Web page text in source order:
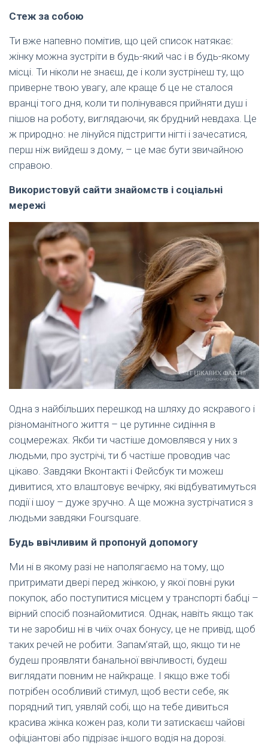
Стеж за собою
Ти вже напевно помітив, що цей список натякає:
жінку можна зустріти в будь-який час і в будь-якому
місці. Ти ніколи не знаєш, де і коли зустрінеш ту, що
приверне твою увагу, але краще б це не сталося
вранці того дня, коли ти полінувався прийняти душ і
пішов на роботу, виглядаючи, як брудний невдаха. Це
ж природно: не лінуйся підстригти нігті і зачесатися,
перш ніж вийдеш з дому, – це має бути звичайною
справою.
Використовуй сайти знайомств і соціальні
мережі
Одна з найбільших перешкод на шляху до яскравого і
різноманітного життя – це рутинне сидіння в
соцмережах. Якби ти частіше домовлявся у них з
людьми, про зустрічі, ти б частіше проводив час
цікаво. Завдяки Вконтакті і Фейсбук ти можеш
дивитися, хто влаштовує вечірку, які відбуватимуться
події і шоу – дуже зручно. А ще можна зустрічатися з
людьми завдяки Foursquare.
Будь ввічливим й пропонуй допомогу
Ми ні в якому разі не наполягаємо на тому, що
притримати двері перед жінкою, у якої повні руки
покупок, або поступитися місцем у транспорті бабці –
вірний спосіб познайомитися. Однак, навіть якщо так
ти не заробиш ні в чиїх очах бонусу, це не привід, щоб
таких речей не робити. Запам’ятай, що, якщо ти не
будеш проявляти банальної ввічливості, будеш
виглядати повним не найкраще. І якщо вже тобі
потрібен особливий стимул, щоб вести себе, як
порядний тип, уявляй собі, що на тебе дивиться
красива жінка кожен раз, коли ти затискаєш чайові
офіціантові або підрізає іншого водія на дорозі.